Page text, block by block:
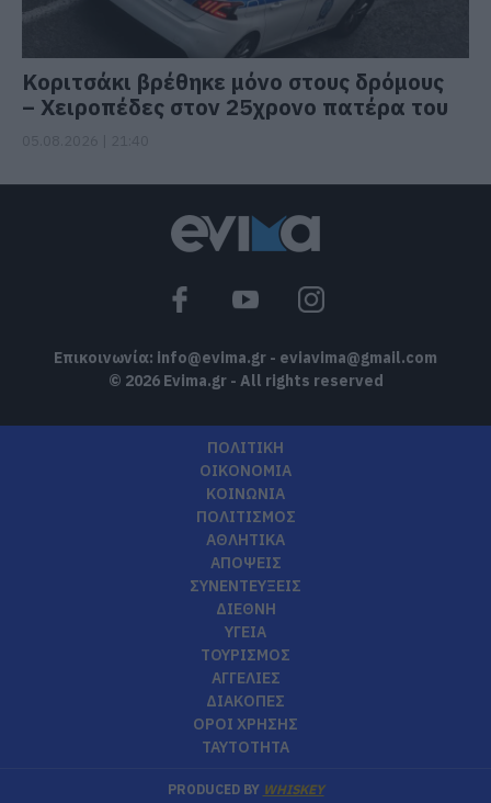
Κοριτσάκι βρέθηκε μόνο στους δρόμους
– Χειροπέδες στον 25χρονο πατέρα του
Επικοινωνία: info@evima.gr - eviavima@gmail.com
© 2026 Evima.gr - All rights reserved
ΠΟΛΙΤΙΚΗ
ΟΙΚΟΝΟΜΙΑ
ΚΟΙΝΩΝΙΑ
ΠΟΛΙΤΙΣΜΟΣ
ΑΘΛΗΤΙΚΑ
ΑΠΟΨΕΙΣ
ΣΥΝΕΝΤΕΥΞΕΙΣ
ΔΙΕΘΝΗ
ΥΓΕΙΑ
ΤΟΥΡΙΣΜΟΣ
ΑΓΓΕΛΙΕΣ
ΔΙΑΚΟΠΕΣ
ΟΡΟΙ ΧΡΗΣΗΣ
ΤΑΥΤΟΤΗΤΑ
PRODUCED BY WHISKEY